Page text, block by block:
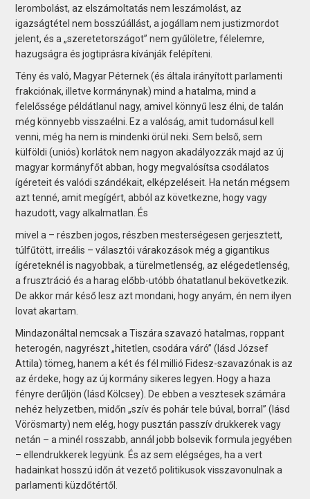
lerombolást, az elszámoltatás nem leszámolást, az
igazságtétel nem bosszúállást, a jogállam nem justizmordot
jelent, és a „szeretetországot” nem gyűlöletre, félelemre,
hazugságra és jogtiprásra kívánják felépíteni.
Tény és való, Magyar Péternek (és általa irányított parlamenti
frakciónak, illetve kormánynak) mind a hatalma, mind a
felelőssége példátlanul nagy, amivel könnyű lesz élni, de talán
még könnyebb visszaélni. Ez a valóság, amit tudomásul kell
venni, még ha nem is mindenki örül neki. Sem belső, sem
külföldi (uniós) korlátok nem nagyon akadályozzák majd az új
magyar kormányfőt abban, hogy megvalósítsa csodálatos
ígéreteit és valódi szándékait, elképzeléseit. Ha netán mégsem
azt tenné, amit megígért, abból az következne, hogy vagy
hazudott, vagy alkalmatlan. És
mivel a – részben jogos, részben mesterségesen gerjesztett,
túlfűtött, irreális – választói várakozások még a gigantikus
ígéreteknél is nagyobbak, a türelmetlenség, az elégedetlenség,
a frusztráció és a harag előbb-utóbb óhatatlanul bekövetkezik.
De akkor már késő lesz azt mondani, hogy anyám, én nem ilyen
lovat akartam.
Mindazonáltal nemcsak a Tiszára szavazó hatalmas, roppant
heterogén, nagyrészt „hitetlen, csodára váró” (lásd József
Attila) tömeg, hanem a két és fél millió Fidesz-szavazónak is az
az érdeke, hogy az új kormány sikeres legyen. Hogy a haza
fényre derűljön (lásd Kölcsey). De ebben a vesztesek számára
nehéz helyzetben, midőn „szív és pohár tele búval, borral” (lásd
Vörösmarty) nem elég, hogy pusztán passzív drukkerek vagy
netán – a minél rosszabb, annál jobb bolsevik formula jegyében
– ellendrukkerek legyünk. És az sem elégséges, ha a vert
hadainkat hosszú időn át vezető politikusok visszavonulnak a
parlamenti küzdőtértől.